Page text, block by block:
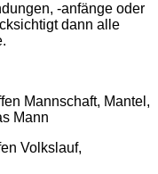
-anfänge oder
dann alle
Mannschaft, Mantel,
Mann
Volkslauf,